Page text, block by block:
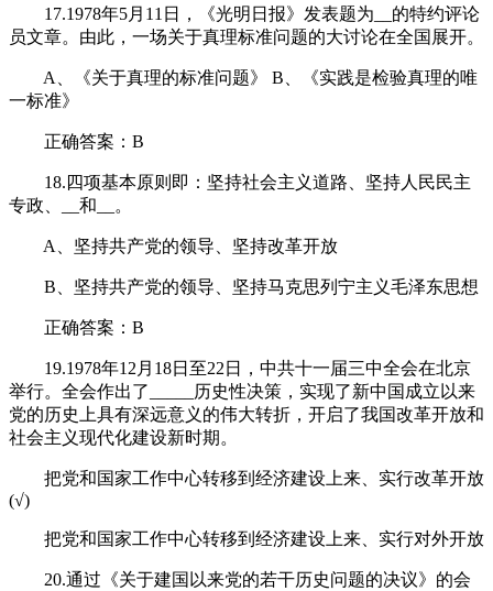
17.1978年5月11日，《光明日报》发表题为__的特约评论
员文章。由此，一场关于真理标准问题的大讨论在全国展开。
A、《关于真理的标准问题》 B、《实践是检验真理的唯
一标准》
正确答案：B
18.四项基本原则即：坚持社会主义道路、坚持人民民主
专政、__和__。
A、坚持共产党的领导、坚持改革开放
B、坚持共产党的领导、坚持马克思列宁主义毛泽东思想
正确答案：B
19.1978年12月18日至22日，中共十一届三中全会在北京
举行。全会作出了_____历史性决策，实现了新中国成立以来
党的历史上具有深远意义的伟大转折，开启了我国改革开放和
社会主义现代化建设新时期。
把党和国家工作中心转移到经济建设上来、实行改革开放
(√)
把党和国家工作中心转移到经济建设上来、实行对外开放
20.通过《关于建国以来党的若干历史问题的决议》的会